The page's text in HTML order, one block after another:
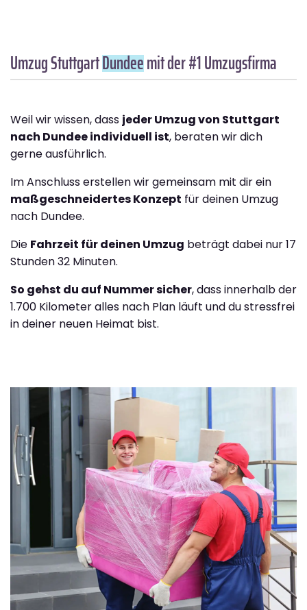
Umzug StuttgartDundeemit der #1 Umzugsfirma
Weil wir wissen, dass jeder Umzug von Stuttgart
nach Dundee individuell ist, beraten wir dich
gerne ausführlich.
Im Anschluss erstellen wir gemeinsam mit dir ein
maßgeschneidertes Konzept für deinen Umzug
nach Dundee.
Die Fahrzeit für deinen Umzug beträgt dabei nur 17
Stunden 32 Minuten.
So gehst du auf Nummer sicher, dass innerhalb der
1.700 Kilometer alles nach Plan läuft und du stressfrei
in deiner neuen Heimat bist.